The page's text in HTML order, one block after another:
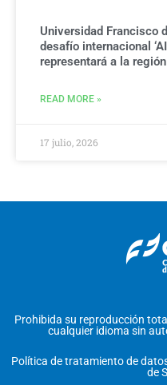
Universidad Francisco
desafío internacional
representará a la
READ MORE »
17 julio, 2026
Prohibida su reproducción
cualquier idioma sin
Política de tratamiento de
de